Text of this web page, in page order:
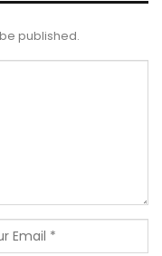
published.